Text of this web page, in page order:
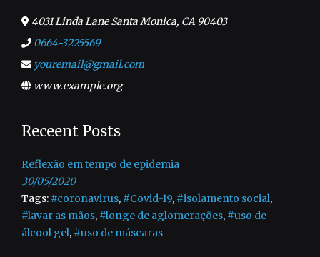
4031 Linda Lane Santa Monica, CA 90403
0664-3225569
youremail@gmail.com
www.example.org
Receent Posts
Reflexão em tempo de epidemia
30/05/2020
Tags: #coronavirus, #Covid-19, #isolamento social,
#lavar as mãos, #longe de aglomerações, #uso de
álcool gel, #uso de máscaras